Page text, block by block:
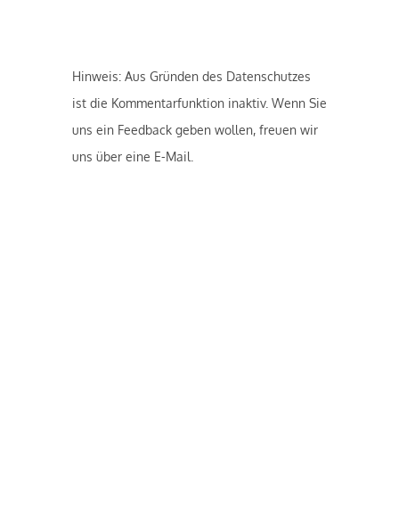
Hinweis: Aus Gründen des Datenschutzes
ist die Kommentarfunktion inaktiv. Wenn Sie
uns ein Feedback geben wollen, freuen wir
uns über eine E-Mail.